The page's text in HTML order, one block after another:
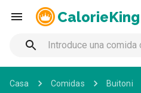
CalorieKing
Casa Comidas Buitoni